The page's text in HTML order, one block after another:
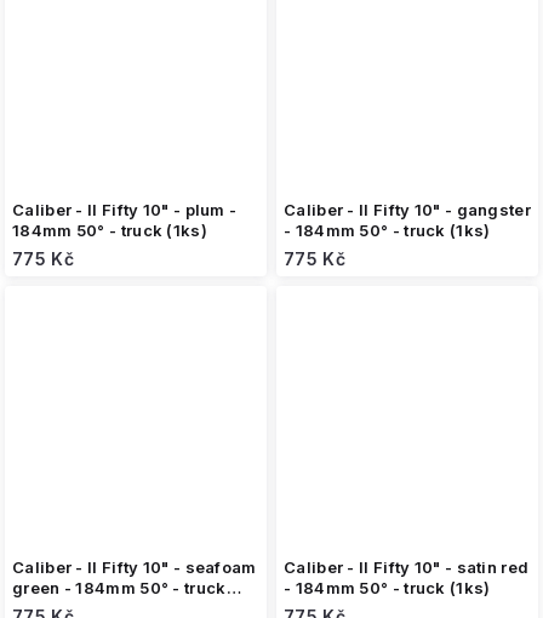
Caliber - II Fifty 10" - plum -
184mm 50° - truck (1ks)
775 Kč
Caliber - II Fifty 10" - gangster
- 184mm 50° - truck (1ks)
775 Kč
Caliber - II Fifty 10" - seafoam
green - 184mm 50° - truck
(1ks)
Caliber - II Fifty 10" - satin red
- 184mm 50° - truck (1ks)